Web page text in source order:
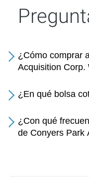
¿Cómo comprar
Acquisition Corp.
¿En qué bolsa
¿Con qué
de Conyers Park